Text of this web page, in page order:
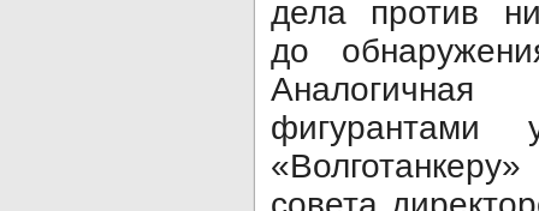
дела против
до
фигурантами